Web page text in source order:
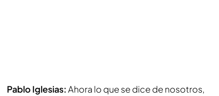
Pablo Iglesias:Ahora lo que se dice de nosotros,